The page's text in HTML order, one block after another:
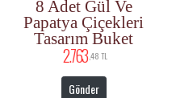
8 Adet Gül Ve
Papatya Çiçekleri
Tasarım Buket
2.763 ,48 TL
Gönder